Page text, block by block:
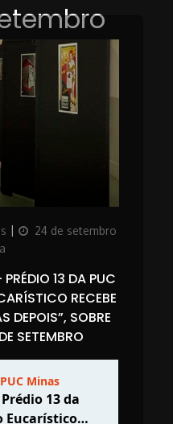
Posted24 de setembro
13 DA PUC
RECEBE
DEPOIS”, SOBRE
SETEMBRO